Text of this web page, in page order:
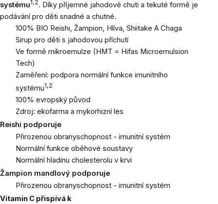
systému1,2. Díky příjemné jahodové chuti a tekuté formě je
podávání pro děti snadné a chutné.
100% BIO Reishi, Žampion, Hlíva, Shiitake A Chaga
Sirup pro děti s jahodovou příchutí
Ve formě mikroemulze (HMT = Hifas Microemulsion
Tech)
Zaměření: podpora normální funkce imunitního
systému1,2
100% evropský původ
Zdroj: ekofarma a mykorhizní les
Reishi podporuje
Přirozenou obranyschopnost - imunitní systém
Normální funkce oběhové soustavy
Normální hladinu cholesterolu v krvi
Žampion mandlový podporuje
Přirozenou obranyschopnost - imunitní systém
Vitamin C přispívá k